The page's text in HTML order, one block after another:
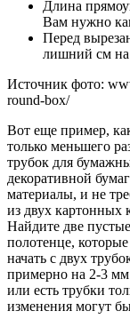
Длина
Вам нужно
Перед
лишний см на
Источник фото:
round-box/
Вот еще пример,
только меньшего
трубок для
декоративной
материалы, и не
из двух
Найдите две
полотенце,
начать с двух
примерно на 2-3
или есть трубки
изменения могут